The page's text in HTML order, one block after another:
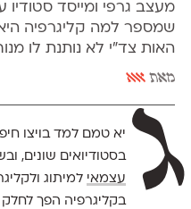
מעצב גרפי ומייסד סטודיו
שמספר למה קליגרפיה
האות צד״י לא נותנת לו
מאת אאא
ג
יא טמם למד בויצו
בסטודיואים שונים,
עצמאי למיתוג
בקליגרפיה הפך